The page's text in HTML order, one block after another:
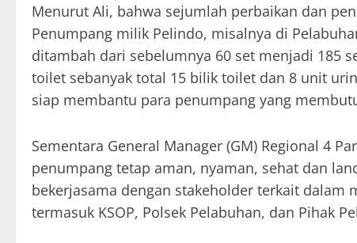
Menurut Ali, bahwa sejumlah perbaikan dan
Penumpang milik Pelindo, misalnya di
ditambah dari sebelumnya 60 set menjadi 185
toilet sebanyak total 15 bilik toilet dan 8 unit
siap membantu para penumpang yang
Sementara General Manager (GM) Regional 4
penumpang tetap aman, nyaman, sehat dan
bekerjasama dengan stakeholder terkait dalam
termasuk KSOP, Polsek Pelabuhan, dan Pihak